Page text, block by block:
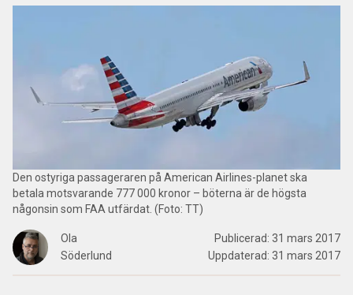
Den ostyriga passageraren på American Airlines-planet ska
betala motsvarande 777 000 kronor – böterna är de högsta
någonsin som FAA utfärdat. (Foto: TT)
Ola
Söderlund
Publicerad: 31 mars 2017
Uppdaterad: 31 mars 2017